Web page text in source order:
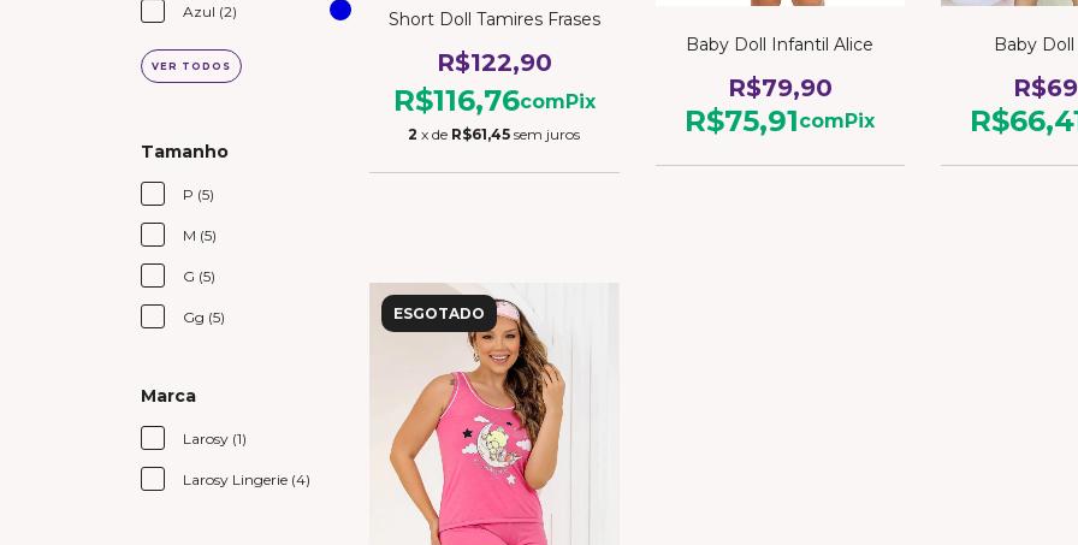
Azul (2)
VER TODOS
Tamanho
P (5)
M (5)
G (5)
Gg (5)
Marca
Larosy (1)
Larosy Lingerie (4)
Short Doll Tamires Frases
R$122,90
R$116,76comPix
2 x de R$61,45 sem juros
Baby Doll Infantil Alice
R$79,90
R$75,91com Pix
Baby Doll
ESGOTADO